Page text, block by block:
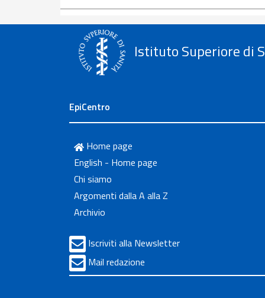
Istituto Superiore di
EpiCentro
Home page
English - Home page
Chi siamo
Argomenti dalla A alla Z
Archivio
Iscriviti alla Newsletter
Mail redazione